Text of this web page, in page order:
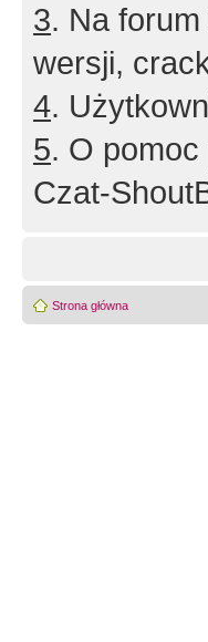
3. Na
wersji,
4.
5. O
Czat-
Strona główna